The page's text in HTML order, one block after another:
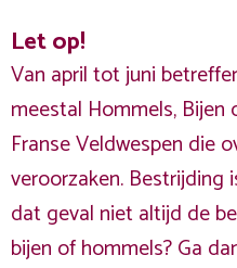
Let op!
Van april tot juni
meestal Hommels, Bijen
Franse Veldwespen die
veroorzaken. Bestrijding
dat geval niet altijd de
bijen of hommels? Ga